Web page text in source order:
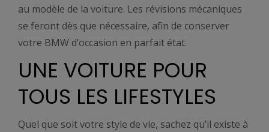
au modèle de la voiture. Les révisions mécaniques
se feront dès que nécessaire, afin de conserver
votre BMW d’occasion en parfait état.
UNE VOITURE POUR
TOUS LES LIFESTYLES
Quel que soit votre style de vie, sachez qu’il existe à